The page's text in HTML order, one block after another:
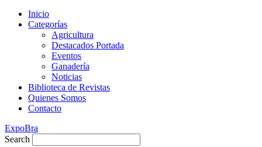
Inicio
Categorías
Agricultura
Destacados Portada
Eventos
Ganadería
Noticias
Biblioteca de Revistas
Quienes Somos
Contacto
ExpoBra
Search